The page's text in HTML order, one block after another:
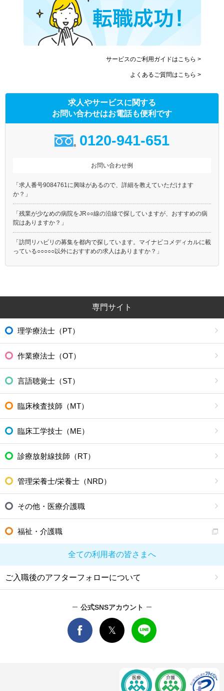
サービスのご利用ガイドはこちら >
よくあるご質問はこちら >
求人やサービスに関する
お問い合わせはお電話も便利です
0120-941-651
お問い合わせ例
「求人番号9084761に興味があるので、詳細を教えていただけます
か？」
「残業が少なめの病院をJR○○線の沿線で探していますが、おすすめの病
院はありますか？」
「訪問リハビリの募集を都内で探しています。マイナビコメディカルに載
っている○○○○○以外におすすめの求人はありますか？」
専門サイト
理学療法士（PT）
作業療法士（OT）
言語聴覚士（ST）
臨床検査技師（MT）
臨床工学技士（ME）
診療放射線技師（RT）
管理栄養士/栄養士（NRD）
その他・医療介護職
福祉・介護職
全ての利用者の皆さまへ
ご入職後のアフターフォローについて
公式SNSアカウント